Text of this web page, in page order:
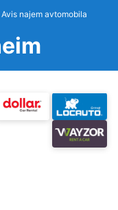
Avis najem avtomobila